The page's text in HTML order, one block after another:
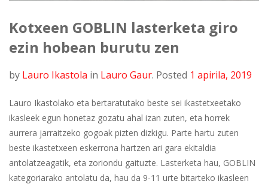
Kotxeen GOBLIN lasterketa giro
ezin hobean burutu zen
by Lauro Ikastola in Lauro Gaur. Posted 1 apirila, 2019
Lauro Ikastolako eta bertaratutako beste sei ikastetxeetako
ikasleek egun honetaz gozatu ahal izan zuten, eta horrek
aurrera jarraitzeko gogoak pizten dizkigu. Parte hartu zuten
beste ikastetxeen eskerrona hartzen ari gara ekitaldia
antolatzeagatik, eta zoriondu gaituzte. Lasterketa hau, GOBLIN
kategoriarako antolatu da, hau da 9-11 urte bitarteko ikasleen